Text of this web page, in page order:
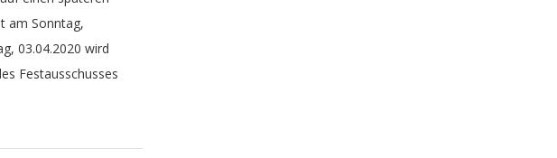
am Sonntag,
03.04.2020 wird
Festausschusses